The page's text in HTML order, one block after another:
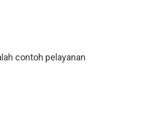
contoh pelayanan